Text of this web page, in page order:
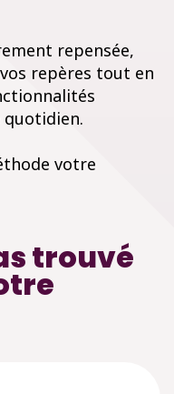
repensée,
repères tout en
votre
trouvé